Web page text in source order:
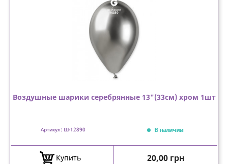
Воздушные шарики серебрянные 13"(33см) хром 1шт
Артикул: Ш-12890 В наличии
Купить Цена
20,00 грн